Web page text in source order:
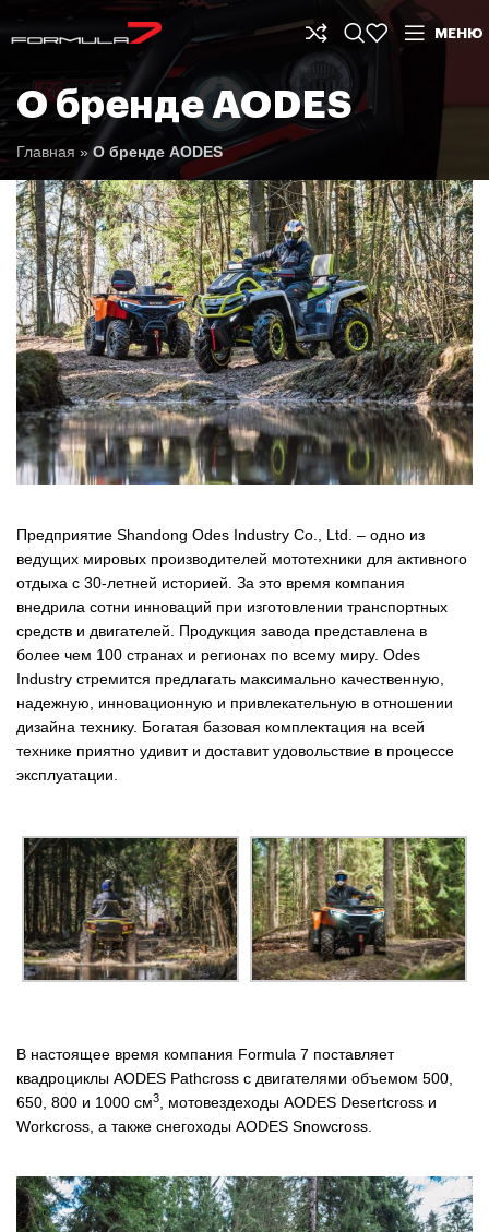
МЕНЮ
О бренде AODES
Главная »О бренде AODES
Предприятие Shandong Odes Industry Co., Ltd. – одно из
ведущих мировых производителей мототехники для активного
отдыха с 30-летней историей. За это время компания
внедрила сотни инноваций при изготовлении транспортных
средств и двигателей. Продукция завода представлена в
более чем 100 странах и регионах по всему миру. Odes
Industry стремится предлагать максимально качественную,
надежную, инновационную и привлекательную в отношении
дизайна технику. Богатая базовая комплектация на всей
технике приятно удивит и доставит удовольствие в процессе
эксплуатации.
В настоящее время компания Formula 7 поставляет
квадроциклы AODES Pathcross с двигателями объемом 500,
650, 800 и 1000 см3, мотовездеходы AODES Desertcross и
Workcross, а также снегоходы AODES Snowcross.